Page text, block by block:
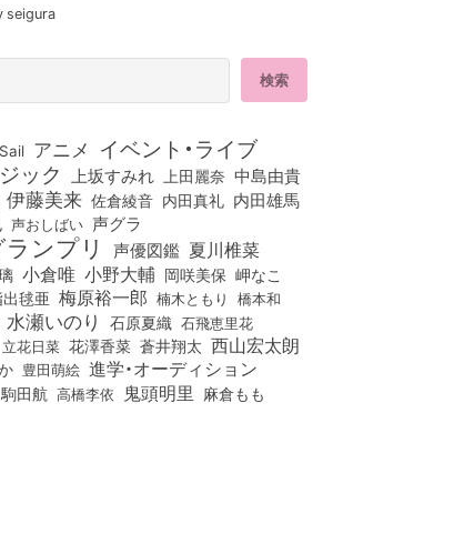
seigura
アニメ イベント・ライブ
ック 上坂すみれ 上田麗奈 中島由貴
伊藤美来 佐倉綾音 内田真礼 内田雄馬
声おしばい 声グラ
ンプリ 声優図鑑 夏川椎菜
小倉唯 小野大輔 岡咲美保 岬なこ
毬亜 梅原裕一郎 楠木ともり 橋本和
水瀬いのり 石原夏織 石飛恵里花
立花日菜 花澤香菜 蒼井翔太 西山宏太朗
豊田萌絵 進学・オーディション
駒田航 高橋李依 鬼頭明里 麻倉もも